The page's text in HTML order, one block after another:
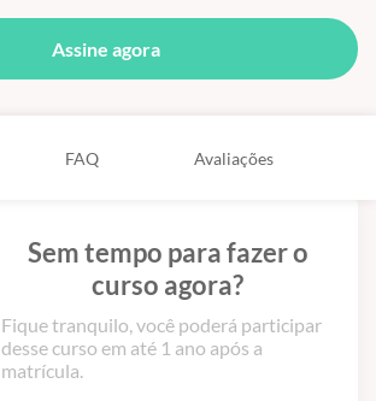
Assine agora
FAQ Avaliações
Sem tempo para fazer o
curso agora?
Fique tranquilo, você poderá participar
desse curso em até 1 ano após a
matrícula.